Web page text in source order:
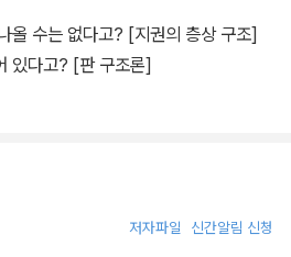
리를 깜짝 놀라게 하는 불꽃의 정체를
듯 어린이들이 궁금해할 법한 일상적
엮어 흥미롭게 다가가며 과학의 진짜
올 수는 없다고? [지권의 층상 구조]
있다고? [판 구조론]
저자파일 신간알림 신청